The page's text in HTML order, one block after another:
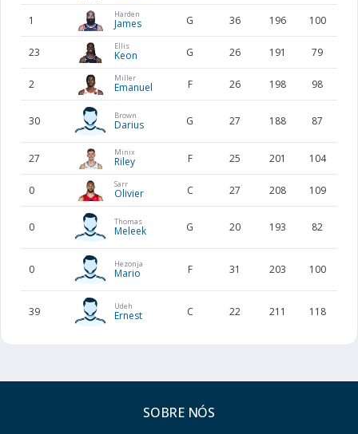
1 Harden
James G 36 196 100
23 Ellis
Keon G 26 191 79
2 Miller
Emanuel F 26 198 98
30 Brown
Darius G 27 188 87
27 Minix
Riley F 25 201 104
0 Sarr
Olivier C 27 208 109
0 Thomas
Meleek G 20 193 82
0 Hezonja
Mario F 31 203 100
39 Udeh
Ernest C 22 211 118
SOBRE NÓS